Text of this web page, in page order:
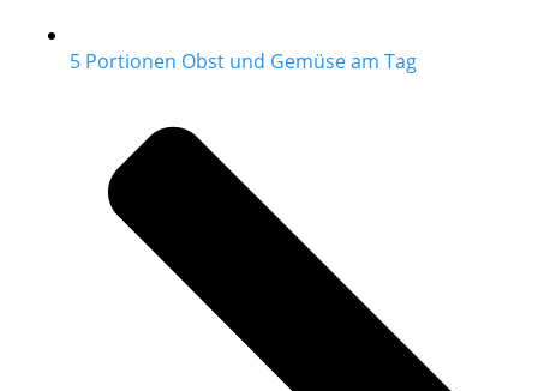
5 Portionen Obst und Gemüse am Tag